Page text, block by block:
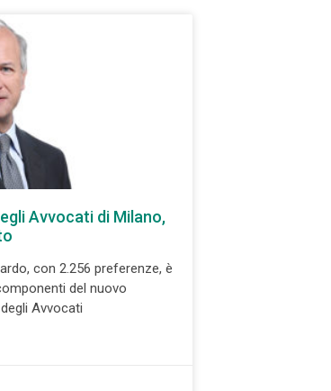
Avvocati di Milano,
con 2.256 preferenze, è
del nuovo
Avvocati